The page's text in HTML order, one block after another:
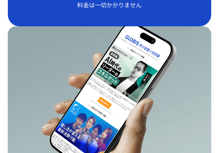
料金は一切かかりません